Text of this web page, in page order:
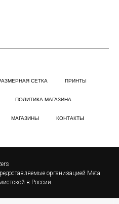
СЕТКА ПРИНТЫ
ПОЛИТИКА МАГАЗИНА
МАГАЗИНЫ КОНТАКТЫ
организацией Meta
в России.